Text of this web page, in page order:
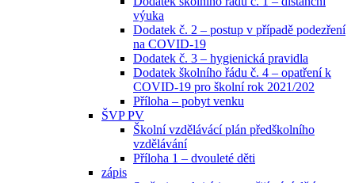
výuka
Dodatek č. 2 – postup v případě podezření
na COVID-19
Dodatek č. 3 – hygienická pravidla
Dodatek školního řádu č. 4 – opatření k
COVID-19 pro školní rok 2021/202
Příloha – pobyt venku
ŠVP PV
Školní vzdělávácí plán předškolního
vzdělávání
Příloha 1 – dvouleté děti
zápis